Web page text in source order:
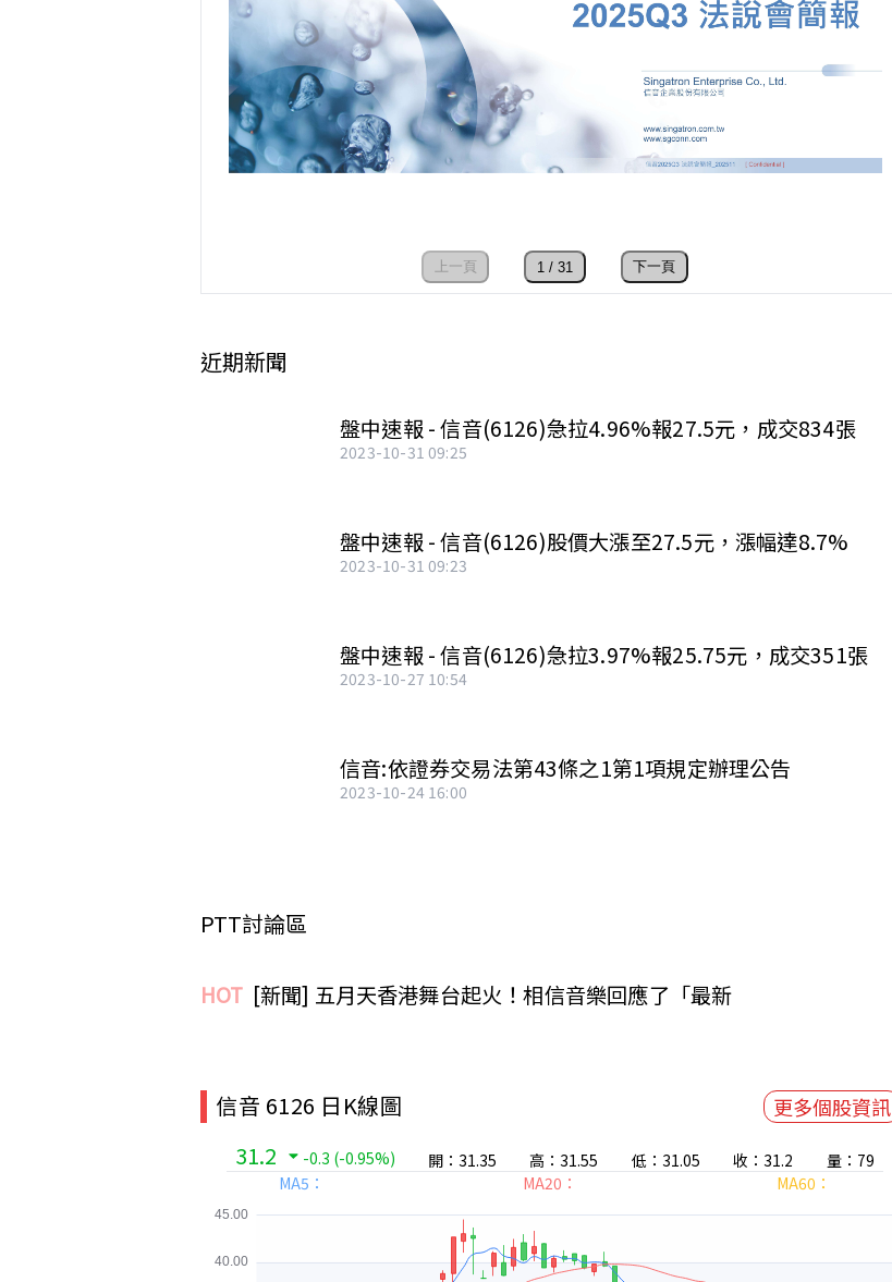
近期新聞
盤中速報 - 信音(6126)急拉4.96%報27.5元，成交834張
2023-10-31 09:25
盤中速報 - 信音(6126)股價大漲至27.5元，漲幅達8.7%
2023-10-31 09:23
盤中速報 - 信音(6126)急拉3.97%報25.75元，成交351張
2023-10-27 10:54
信音:依證券交易法第43條之1第1項規定辦理公告
2023-10-24 16:00
PTT討論區
HOT [新聞] 五月天香港舞台起火！相信音樂回應了「最新
信音 6126 日K線圖 更多個股資訊
31.2 -0.3 (-0.95%) 開：31.35 高：31.55 低：31.05 收：31.2
量：79
MA5：
MA20： MA60：